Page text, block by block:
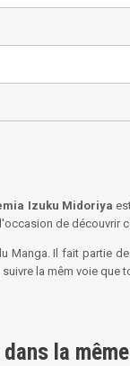
Izuku Midoriya
de découvrir
Manga. Il fait partie
la mêm voie que
la